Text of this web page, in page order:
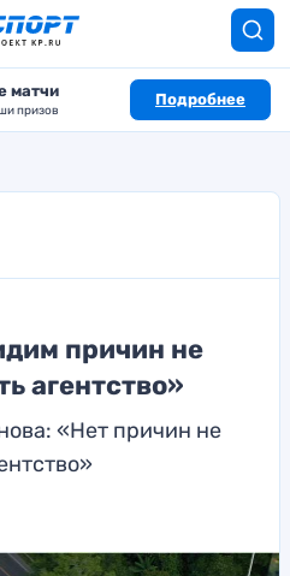
матчи
призов
Подробнее
причин не
агентство»
«Нет причин не